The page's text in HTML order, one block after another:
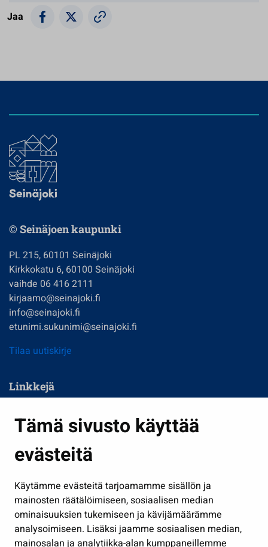
Tämä sivusto käyttää
evästeitä
Käytämme evästeitä tarjoamamme sisällön ja
mainosten räätälöimiseen, sosiaalisen median
ominaisuuksien tukemiseen ja kävijämäärämme
analysoimiseen. Lisäksi jaamme sosiaalisen median,
mainosalan ja analytiikka-alan kumppaneillemme
Jaa
© Seinäjoen kaupunki
PL 215, 60101 Seinäjoki
Kirkkokatu 6, 60100 Seinäjoki
vaihde 06 416 2111
kirjaamo@seinajoki.fi
info@seinajoki.fi
etunimi.sukunimi@seinajoki.fi
Tilaa uutiskirje
Linkkejä
Kasvatus ja opetus
Kulttuuri ja liikunta
Työ ja yrittäminen
Osallistu ja asioi
Näytä omat evästeasetukseni